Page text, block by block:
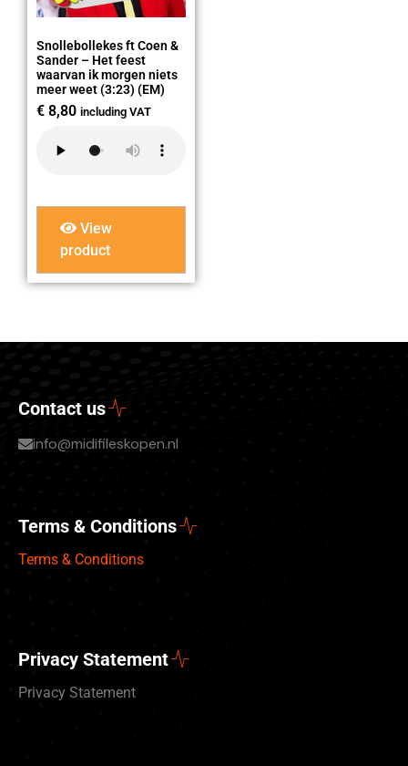
Snollebollekes ft Coen &
Sander – Het feest
waarvan ik morgen niets
meer weet (3:23) (EM)
€ 8,80 including VAT
View
product
Contact us
info@midifileskopen.nl
Terms & Conditions
Terms & Conditions
Privacy Statement
Privacy Statement